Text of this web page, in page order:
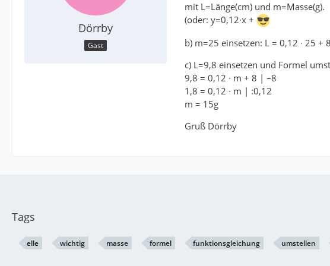
Dörrby
Gast
mit L=Länge(cm) und m=Masse(g).
(oder: y=0,12∙x +
b) m=25 einsetzen: L = 0,12 ∙ 25 +
c) L=9,8 einsetzen und Formel
9,8 = 0,12 ∙ m + 8 | –8
1,8 = 0,12 ∙ m | :0,12
m = 15g
Gruß Dörrby
Tags
elle wichtig masse formel funktionsgleichung umstellen